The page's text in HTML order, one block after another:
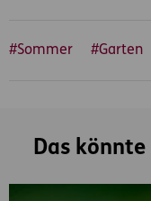
#Sommer #Garten
Das